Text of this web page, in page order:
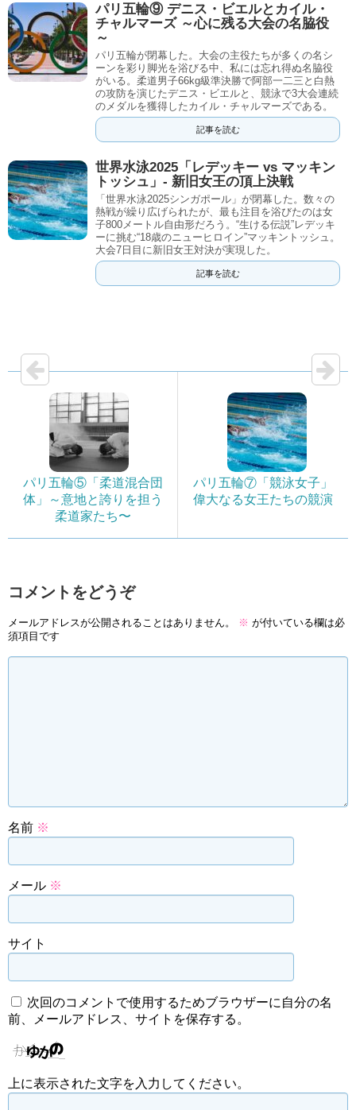
パリ五輪⑨ デニス・ビエルとカイル・
チャルマーズ ～心に残る大会の名脇役
～
パリ五輪が閉幕した。大会の主役たちが多くの名シ
ーンを彩り脚光を浴びる中、私には忘れ得ぬ名脇役
がいる。柔道男子66kg級準決勝で阿部一二三と白熱
の攻防を演じたデニス・ビエルと、競泳で3大会連続
のメダルを獲得したカイル・チャルマーズである。
記事を読む
世界水泳2025「レデッキー vs マッキン
トッシュ」- 新旧女王の頂上決戦
「世界水泳2025シンガポール」が閉幕した。数々の
熱戦が繰り広げられたが、最も注目を浴びたのは女
子800メートル自由形だろう。“生ける伝説”レデッキ
ーに挑む“18歳のニューヒロイン”マッキントッシュ。
大会7日目に新旧女王対決が実現した。
記事を読む
パリ五輪⑤「柔道混合団
体」～意地と誇りを担う
柔道家たち〜
パリ五輪⑦「競泳女子」
偉大なる女王たちの競演
コメントをどうぞ
メールアドレスが公開されることはありません。 ※ が付いている欄は必
須項目です
名前 ※
メール ※
サイト
次回のコメントで使用するためブラウザーに自分の名
前、メールアドレス、サイトを保存する。
上に表示された文字を入力してください。